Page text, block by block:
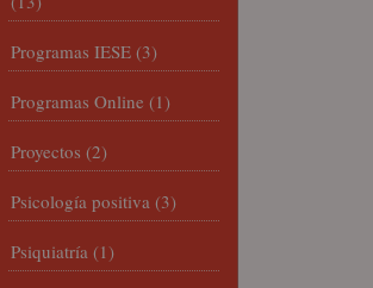
Programas IESE (3)
Programas Online (1)
Proyectos (2)
Psicología positiva (3)
Psiquiatría (1)